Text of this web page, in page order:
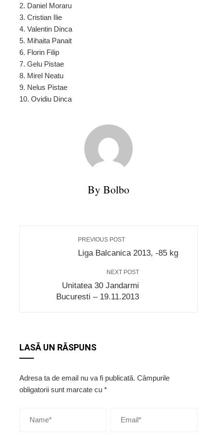
2. Daniel Moraru
3. Cristian Ilie
4. Valentin Dinca
5. Mihaita Panait
6. Florin Filip
7. Gelu Pistae
8. Mirel Neatu
9. Nelus Pistae
10. Ovidiu Dinca
By Bolbo
PREVIOUS POST
Liga Balcanica 2013, -85 kg
NEXT POST
Unitatea 30 Jandarmi
Bucuresti – 19.11.2013
LASĂ UN RĂSPUNS
Adresa ta de email nu va fi publicată. Câmpurile
obligatorii sunt marcate cu *